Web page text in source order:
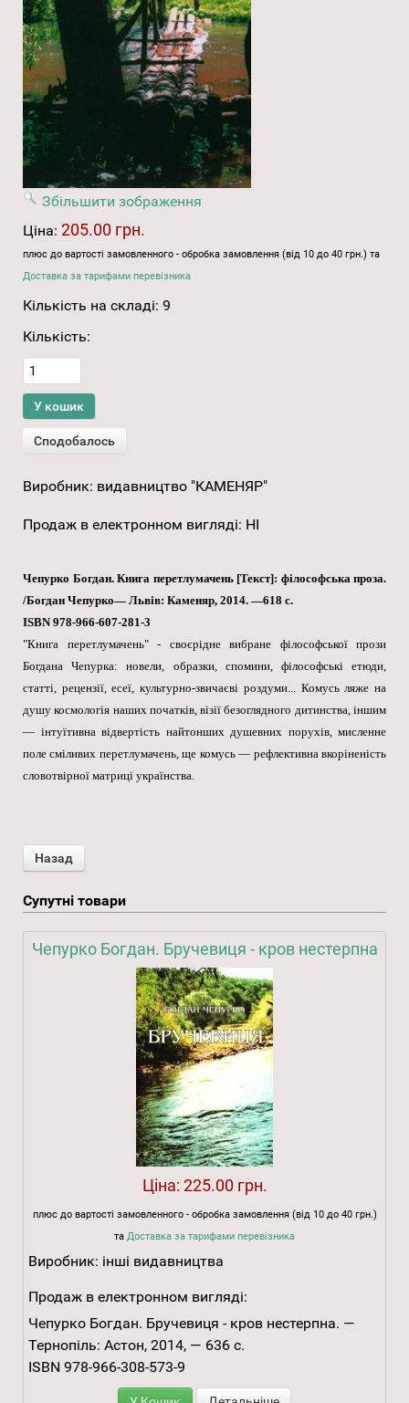
Збільшити зображення
Ціна: 205.00 грн.
плюс до вартості замовленного - обробка замовлення (від 10 до 40 грн.) та
Доставка за тарифами перевізника
Кількість на складі: 9
Кількість:
Виробник: видавництво "КАМЕНЯР"
Продаж в електронном вигляді: НІ
Чепурко Богдан. Книга перетлумачень [Текст]: філософська проза.
/Богдан Чепурко— Львів: Каменяр, 2014. —618 с.
ISBN 978-966-607-281-3
"Книга перетлумачень" - своєрідне вибране філософської прози
Богдана Чепурка: новели, образки, спомини, філософські етюди,
статті, рецензії, есеї, культурно-звичаєві роздуми... Комусь ляже на
душу космологія наших початків, візії безоглядного дитинства, іншим
— інтуїтивна відвертість найтонших душевних порухів, мисленне
поле сміливих перетлумачень, ще комусь — рефлективна вкоріненість
словотвірної матриці українства.
Супутні товари
Чепурко Богдан. Бручевиця - кров нестерпна
Ціна: 225.00 грн.
плюс до вартості замовленного - обробка замовлення (від 10 до 40 грн.)
та Доставка за тарифами перевізника
Виробник: інші видавництва
Продаж в електронном вигляді:
Чепурко Богдан. Бручевиця - кров нестерпна. —
Тернопіль: Астон, 2014, — 636 с.
ISBN 978-966-308-573-9